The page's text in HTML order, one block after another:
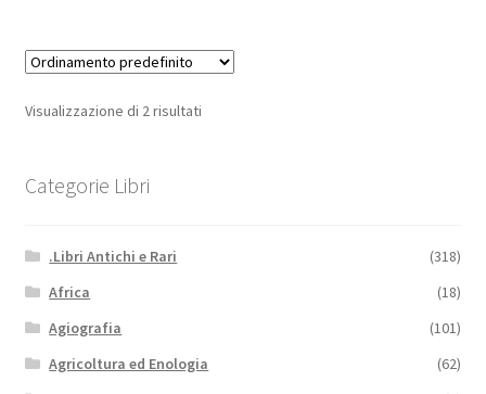
Visualizzazione di 2 risultati
Categorie Libri
.Libri Antichi e Rari
(318)
Africa
(18)
Agiografia
(101)
Agricoltura ed Enologia
(62)